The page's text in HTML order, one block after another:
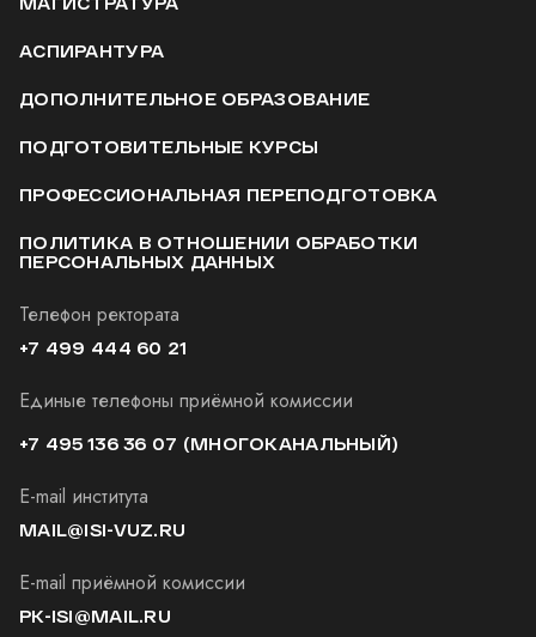
АСПИРАНТУРА
ДОПОЛНИТЕЛЬНОЕ ОБРАЗОВАНИЕ
ПОДГОТОВИТЕЛЬНЫЕ КУРСЫ
ПРОФЕССИОНАЛЬНАЯ ПЕРЕПОДГОТОВКА
ПОЛИТИКА В ОТНОШЕНИИ ОБРАБОТКИ
ПЕРСОНАЛЬНЫХ ДАННЫХ
Телефон ректората
+7 499 444 60 21
Единые телефоны приёмной комиссии
+7 495 136 36 07 (МНОГОКАНАЛЬНЫЙ)
E-mail института
MAIL@ISI-VUZ.RU
E-mail приёмной комиссии
PK-ISI@MAIL.RU